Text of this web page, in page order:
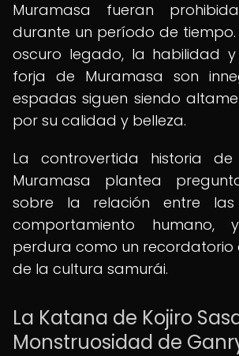
Muramasa fueran
durante un período de
oscuro legado, la habilidad
forja de Muramasa son
espadas siguen siendo
por su calidad y belleza.
La controvertida historia
Muramasa plantea
sobre la relación entre
comportamiento
perdura como un recordatorio
de la cultura samurái.
La Katana de Kojiro
Monstruosidad de